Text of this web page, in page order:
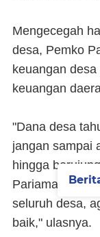
Mengecegah
desa, Pemko
keuangan
keuangan
"Dana desa
jangan sampai
hingga
Pariaman
seluruh desa,
baik," ulasnya.